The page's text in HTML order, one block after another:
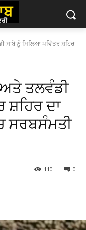
ਸਾਬੋ ਨੂੰ ਮਿਲਿਆ ਪਵਿੱਤਰ ਸ਼ਹਿਰ
ਤਲਵੰਡੀ
ਸ਼ਹਿਰ ਦਾ
ਸਰਬਸੰਮਤੀ
0
110